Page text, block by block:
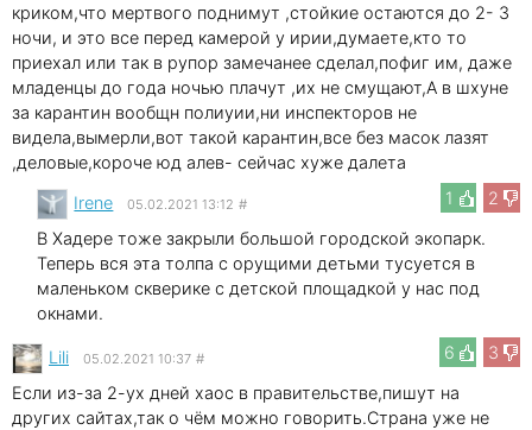
криком,что мертвого поднимут ,стойкие остаются до 2- 3
ночи, и это все перед камерой у ирии,думаете,кто то
приехал или так в рупор замечанее сделал,пофиг им, даже
младенцы до года ночью плачут ,их не смущают,А в шхуне
за карантин вообщн полиуии,ни инспекторов не
видела,вымерли,вот такой карантин,все без масок лазят
,деловые,короче юд алев- сейчас хуже далета
1
2
Irene 05.02.2021 13:12 #
В Хадере тоже закрыли большой городской экопарк.
Теперь вся эта толпа с орущими детьми тусуется в
маленьком скверике с детской площадкой у нас под
окнами.
6
3
Lili 05.02.2021 10:37 #
Если из-за 2-ух дней хаос в правительстве,пишут на
других сайтах,так о чём можно говорить.Страна уже не